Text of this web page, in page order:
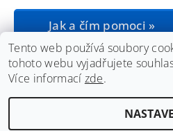
Tento web používá soubory
tohoto webu vyjadřujete
Více informací zde.
Jak a čím pomoci »